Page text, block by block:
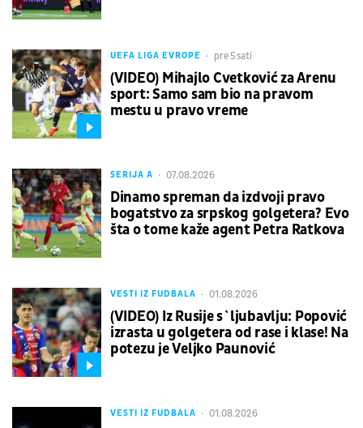
UEFA LIGA EVROPE pre 5 sati
(VIDEO) Mihajlo Cvetković za Arenu
sport: Samo sam bio na pravom
mestu u pravo vreme
SERIJA A 07.08.2026
Dinamo spreman da izdvoji pravo
bogatstvo za srpskog golgetera? Evo
šta o tome kaže agent Petra Ratkova
VESTI IZ FUDBALA 01.08.2026
(VIDEO) Iz Rusije s`ljubavlju: Popović
izrasta u golgetera od rase i klase! Na
potezu je Veljko Paunović
VESTI IZ FUDBALA 01.08.2026